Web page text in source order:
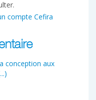
compte Cefira
conception aux